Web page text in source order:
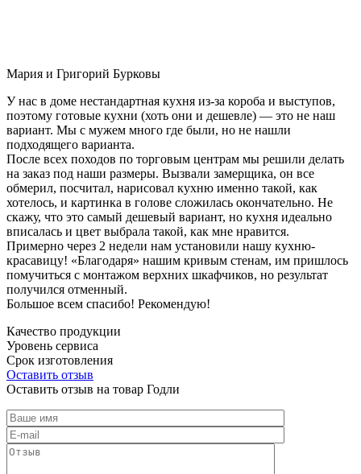
Мария и Григорий Бурковы
У нас в доме нестандартная кухня из-за короба и выступов,
поэтому готовые кухни (хоть они и дешевле) — это не наш
вариант. Мы с мужем много где были, но не нашли
подходящего варианта.
После всех походов по торговым центрам мы решили делать
на заказ под наши размеры. Вызвали замерщика, он все
обмерил, посчитал, нарисовал кухню именно такой, как
хотелось, и картинка в голове сложилась окончательно. Не
скажу, что это самый дешевый вариант, но кухня идеально
вписалась и цвет выбрала такой, как мне нравится.
Примерно через 2 недели нам установили нашу кухню-
красавицу! «Благодаря» нашим кривым стенам, им пришлось
помучиться с монтажом верхних шкафчиков, но результат
получился отменный.
Большое всем спасибо! Рекомендую!
Качество продукции
Уровень сервиса
Срок изготовления
Оставить отзыв
Оставить отзыв на товар Годли